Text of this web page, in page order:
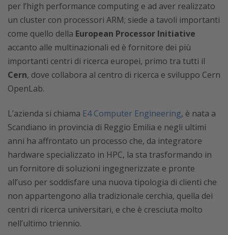
per l’high performance computing e ad aver realizzato
un cluster con processori ARM; siede a tavoli importanti
come quello della European Processor Initiative
accanto alle multinazionali ed è fornitore dei più
importanti centri di ricerca europei, primo tra tutti il
Cern, dove collabora al centro di ricerca e sviluppo Cern
OpenLab.
L’azienda si chiama E4 Computer Engineering, è nata a
Scandiano in provincia di Reggio Emilia e negli ultimi
anni ha affrontato un processo che, da integratore
hardware specializzato in HPC, la sta trasformando in
un fornitore di soluzioni ingegnerizzate e pronte
all’uso per soddisfare una nuova tipologia di clienti che
non appartengono alla tradizionale cerchia, quella dei
centri di ricerca universitari, e che è cresciuta molto
nell’ultimo triennio.